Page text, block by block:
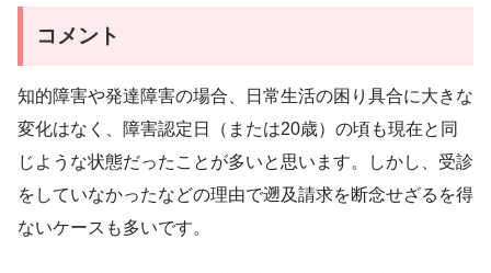
コメント
知的障害や発達障害の場合、日常生活の困り具合に大きな
変化はなく、障害認定日（または20歳）の頃も現在と同
じような状態だったことが多いと思います。しかし、受診
をしていなかったなどの理由で遡及請求を断念せざるを得
ないケースも多いです。